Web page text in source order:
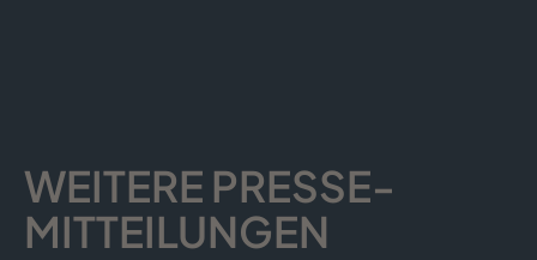
WEITERE PRESSE­
MITTEILUNGEN